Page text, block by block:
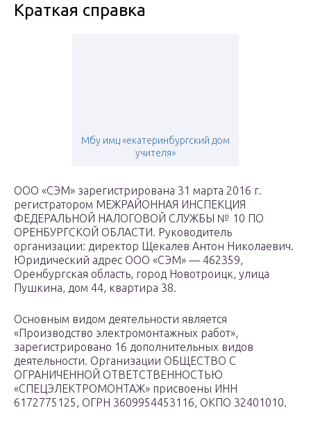
Краткая справка
Мбу имц «екатеринбургский дом
учителя»
ООО «СЭМ» зарегистрирована 31 марта 2016 г.
регистратором МЕЖРАЙОННАЯ ИНСПЕКЦИЯ
ФЕДЕРАЛЬНОЙ НАЛОГОВОЙ СЛУЖБЫ № 10 ПО
ОРЕНБУРГСКОЙ ОБЛАСТИ. Руководитель
организации: директор Щекалев Антон Николаевич.
Юридический адрес ООО «СЭМ» — 462359,
Оренбургская область, город Новотроицк, улица
Пушкина, дом 44, квартира 38.
Основным видом деятельности является
«Производство электромонтажных работ»,
зарегистрировано 16 дополнительных видов
деятельности. Организации ОБЩЕСТВО С
ОГРАНИЧЕННОЙ ОТВЕТСТВЕННОСТЬЮ
«СПЕЦЭЛЕКТРОМОНТАЖ» присвоены ИНН
6172775125, ОГРН 3609954453116, ОКПО 32401010.